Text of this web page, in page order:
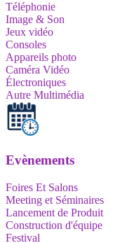
Téléphonie
Image & Son
Jeux vidéo
Consoles
Appareils photo
Caméra Vidéo
Électroniques
Autre Multimédia
Evènements
Foires Et Salons
Meeting et Séminaires
Lancement de Produit
Construction d'équipe
Festival